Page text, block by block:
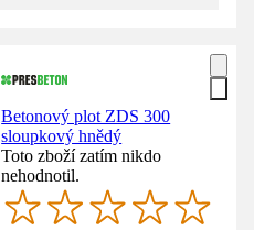
Betonový plot ZDS 300
sloupkový hnědý
Toto zboží zatím nikdo
nehodnotil.